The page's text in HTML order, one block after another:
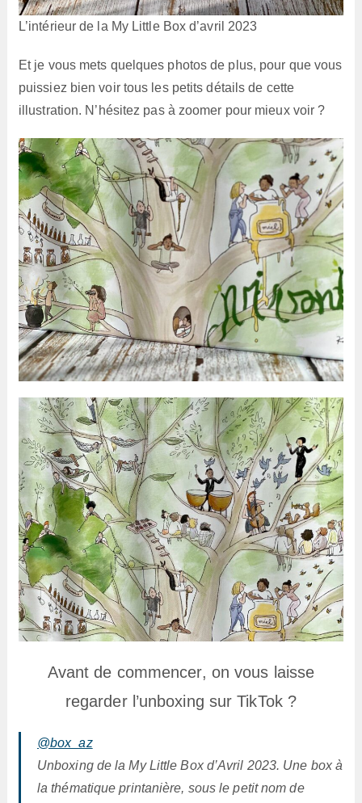
L’intérieur de la My Little Box d’avril 2023
Et je vous mets quelques photos de plus, pour que vous
puissiez bien voir tous les petits détails de cette
illustration. N’hésitez pas à zoomer pour mieux voir ?
Avant de commencer, on vous laisse
regarder l’unboxing sur TikTok ?
@box_az
Unboxing de la My Little Box d’Avril 2023. Une box à
la thématique printanière, sous le petit nom de